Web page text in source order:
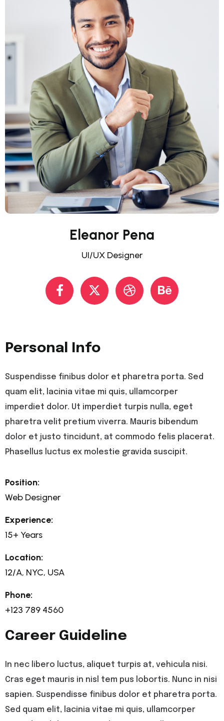
Eleanor Pena
UI/UX Designer
Personal Info
Suspendisse finibus dolor et pharetra porta. Sed
quam elit, lacinia vitae mi quis, ullamcorper
imperdiet dolor. Ut imperdiet turpis nulla, eget
pharetra velit pretium viverra. Mauris bibendum
dolor et justo tincidunt, at commodo felis placerat.
Phasellus luctus ex molestie gravida suscipit.
Position:
Web Designer
Experience:
15+ Years
Location:
12/A, NYC, USA
Phone:
+123 789 4560
Career Guideline
In nec libero luctus, aliquet turpis at, vehicula nisi.
Cras eget mauris in nisl tem pus lobortis. Nunc in nisi
sapien. Suspendisse finibus dolor et pharetra porta.
Sed quam elit, lacinia vitae mi quis, ullamcorper